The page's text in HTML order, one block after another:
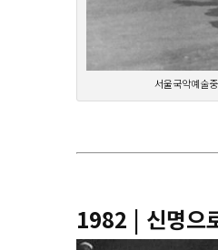
서울국악예술
1982 | 신명으